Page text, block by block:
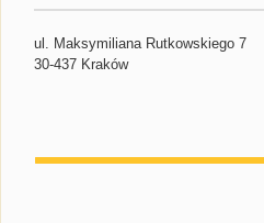
ul. Maksymiliana Rutkowskiego 7
30-437 Kraków